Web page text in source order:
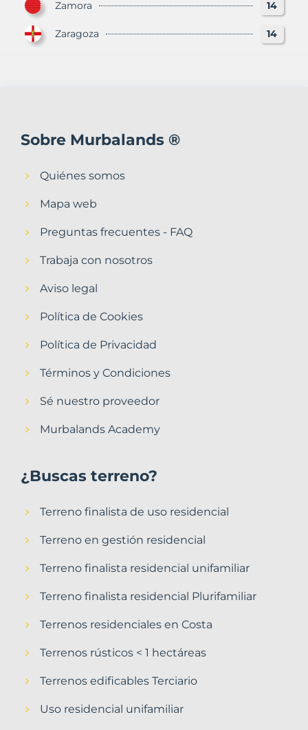
Zamora 14
Zaragoza 14
Sobre Murbalands ®
Quiénes somos
Mapa web
Preguntas frecuentes - FAQ
Trabaja con nosotros
Aviso legal
Política de Cookies
Política de Privacidad
Términos y Condiciones
Sé nuestro proveedor
Murbalands Academy
¿Buscas terreno?
Terreno finalista de uso residencial
Terreno en gestión residencial
Terreno finalista residencial unifamiliar
Terreno finalista residencial Plurifamiliar
Terrenos residenciales en Costa
Terrenos rústicos < 1 hectáreas
Terrenos edificables Terciario
Uso residencial unifamiliar